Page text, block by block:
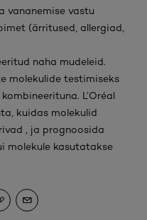
vananemise vastu
(ärritused, allergiad,
naha mudeleid.
molekulide testimiseks
L’Oréal
kuidas molekulid
, ja prognoosida
molekule kasutatakse